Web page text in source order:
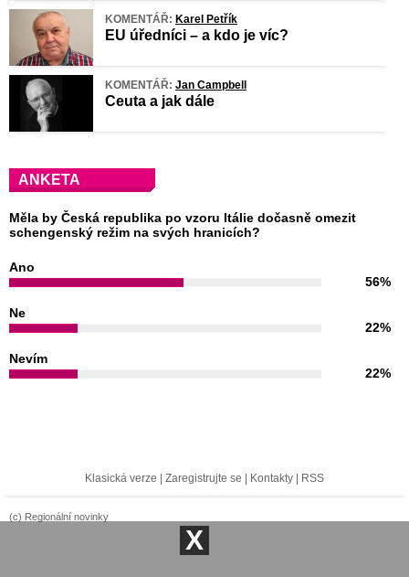
KOMENTÁŘ: Karel Petřík
EU úředníci – a kdo je víc?
KOMENTÁŘ: Jan Campbell
Ceuta a jak dále
ANKETA
Měla by Česká republika po vzoru Itálie dočasně omezit
schengenský režim na svých hranicích?
Ano
56%
Ne
22%
Nevím
22%
Klasická verze | Zaregistrujte se | Kontakty | RSS
(c) Regionální novinky
X